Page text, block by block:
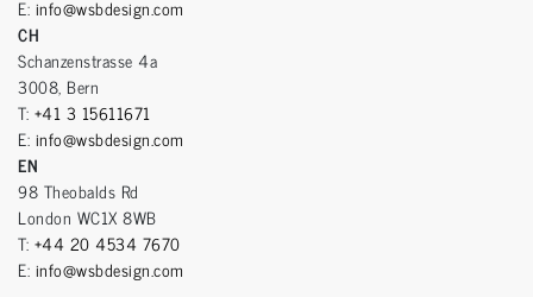
E: info@wsbdesign.com
CH
Schanzenstrasse 4a
3008, Bern
T: +41 3 15611671
E: info@wsbdesign.com
EN
98 Theobalds Rd
London WC1X 8WB
T: +44 20 4534 7670
E: info@wsbdesign.com